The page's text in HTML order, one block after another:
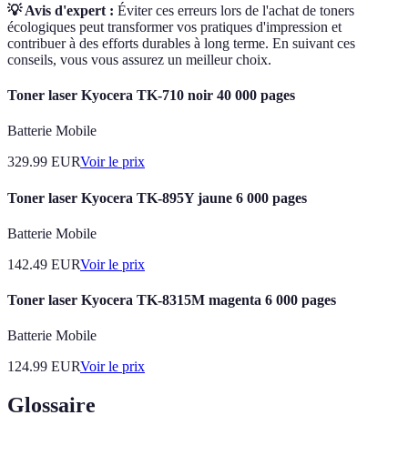
💡 Avis d'expert : Éviter ces erreurs lors de l'achat de toners
écologiques peut transformer vos pratiques d'impression et
contribuer à des efforts durables à long terme. En suivant ces
conseils, vous vous assurez un meilleur choix.
Toner laser Kyocera TK-710 noir 40 000 pages
Batterie Mobile
329.99 EURVoir le prix
Toner laser Kyocera TK-895Y jaune 6 000 pages
Batterie Mobile
142.49 EURVoir le prix
Toner laser Kyocera TK-8315M magenta 6 000 pages
Batterie Mobile
124.99 EURVoir le prix
Glossaire